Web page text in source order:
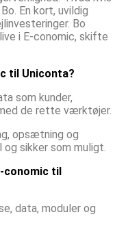
En kort, uvildig
Bo
i E-conomic, skifte
til Uniconta?
som kunder,
de rette værktøjer.
opsætning og
og sikker som muligt.
conomic til
data, moduler og